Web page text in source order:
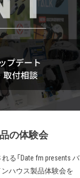
の体験会
る「Date fm presents バ
ンハウス製品体験会を